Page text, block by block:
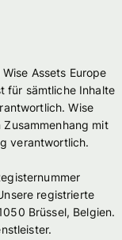
Assets Europe
für sämtliche Inhalte
Wise
Zusammenhang mit
verantwortlich.
registrierte
Brüssel, Belgien.